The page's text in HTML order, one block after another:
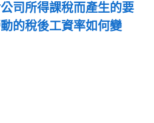
司所得課稅而產生的要
的稅後工資率如何變